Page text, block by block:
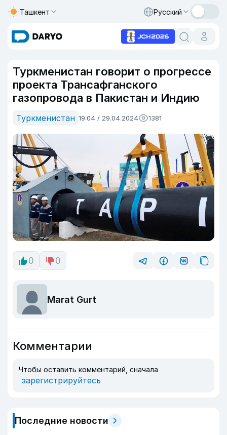
Ташкент Русский
Туркменистан говорит о прогрессе
проекта Трансафганского
газопровода в Пакистан и Индию
Туркменистан 19:04 / 29.04.2024 1381
0 0
Marat Gurt
Комментарии
Чтобы оставить комментарий, сначала
зарегистрируйтесь
Последние новости